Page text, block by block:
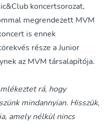
koncertsorozat,
megrendezett MVM
is ennek
része a Junior
az MVM társalapítója.
rá, hogy
mindannyian. Hisszük,
amely nélkül nincs